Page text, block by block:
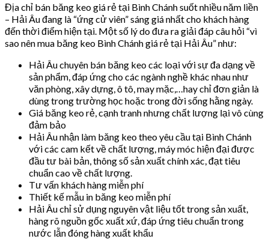
Địa chỉ bán băng keo giá rẻ tại Bình Chánh suốt nhiều năm liền
– Hải Âu đang là “ứng cử viên” sáng giá nhất cho khách hàng
đến thời điểm hiện tại. Một số lý do đưa ra giải đáp câu hỏi “vì
sao nên mua băng keo Bình Chánh giá rẻ tại Hải Âu” như:
Hải Âu chuyên bán băng keo các loại với sự đa dạng về
sản phẩm, đáp ứng cho các ngành nghề khác nhau như
văn phòng, xây dựng, ô tô, may mặc,…hay chỉ đơn giản là
dùng trong trường học hoặc trong đời sống hằng ngày.
Giá băng keo rẻ, cạnh tranh nhưng chất lượng lại vô cùng
đảm bảo
Hải Âu nhận làm băng keo theo yêu cầu tại Bình Chánh
với các cam kết về chất lượng, máy móc hiện đại được
đầu tư bài bản, thông số sản xuất chính xác, đạt tiêu
chuẩn cao về chất lượng.
Tư vấn khách hàng miễn phí
Thiết kế mẫu in băng keo miễn phí
Hải Âu chỉ sử dụng nguyên vật liệu tốt trong sản xuất,
hàng rõ nguồn gốc xuất xứ, đáp ứng tiêu chuẩn trong
nước lẫn đóng hàng xuất khẩu